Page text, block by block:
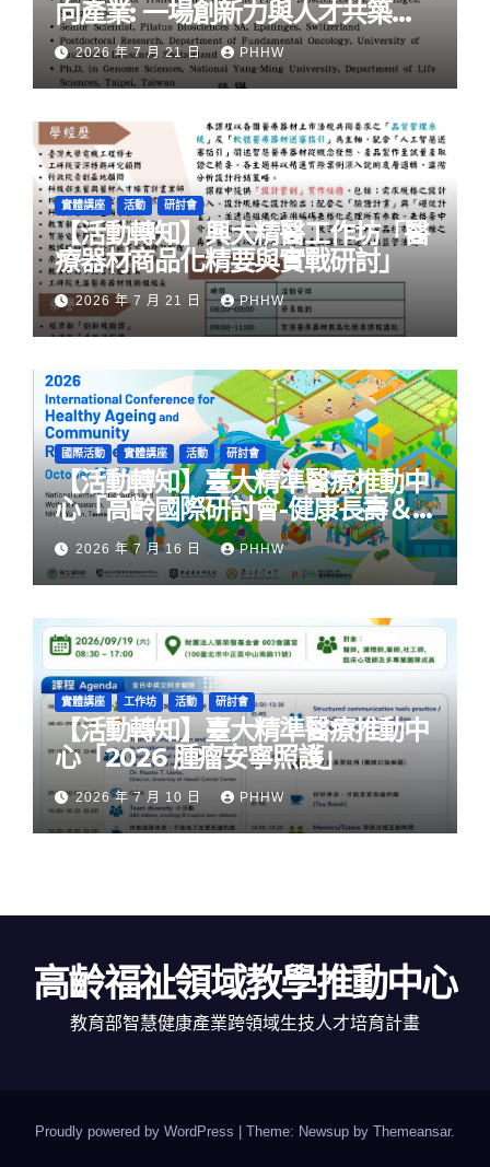
向產業: ⼀場創新力與⼈才共築的
旅程」
2026 年 7 月 21 日 PHHW
實體講座 活動 研討會
【活動轉知】興大精醫工作坊「醫
療器材商品化精要與實戰研討」
2026 年 7 月 21 日 PHHW
國際活動 實體講座 活動 研討會
【活動轉知】臺大精準醫療推動中
心「高齡國際研討會-健康長壽＆
社區韌性」
2026 年 7 月 16 日 PHHW
實體講座 工作坊 活動 研討會
【活動轉知】臺大精準醫療推動中
心「2026 腫瘤安寧照護」
2026 年 7 月 10 日 PHHW
高齡福祉領域教學推動中心
教育部智慧健康產業跨領域生技人才培育計畫
Proudly powered by WordPress Theme: Newsup by Themeansar.